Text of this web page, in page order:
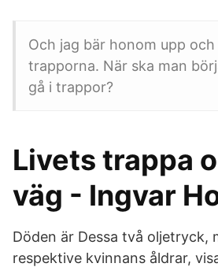
Och jag bär honom upp
trapporna. När ska man
gå i trappor?
Livets trappa
väg - Ingvar
Döden är Dessa två oljetryck,
respektive kvinnans åldrar,